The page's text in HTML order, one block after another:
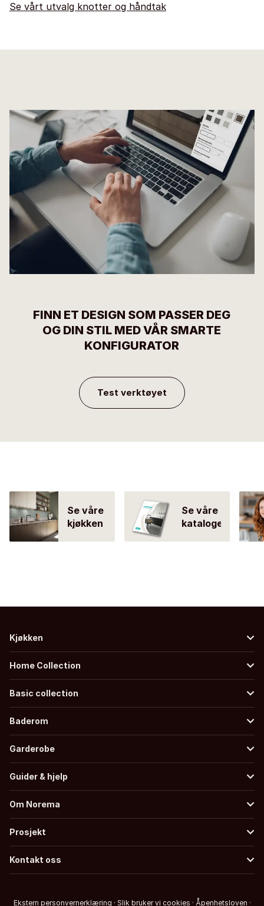
Se vårt utvalg knotter og håndtak
FINN ET DESIGN SOM PASSER DEG
OG DIN STIL MED VÅR SMARTE
KONFIGURATOR
Test verktøyet
Se våre
kjøkken
Se våre
kataloger
Kjøkken
Home Collection
Basic collection
Baderom
Garderobe
Guider & hjelp
Om Norema
Prosjekt
Kontakt oss
Ekstern personvernerklæring · Slik bruker vi cookies · Åpenhetsloven ·